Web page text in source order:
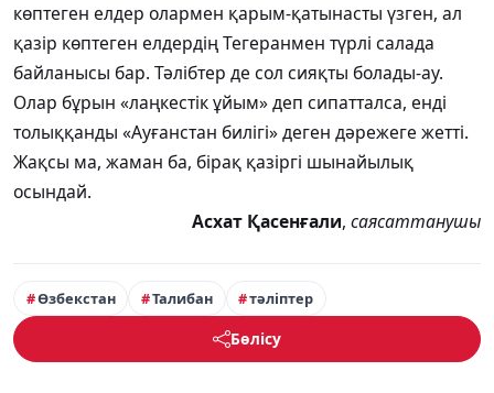
көптеген елдер олармен қарым-қатынасты үзген, ал
қазір көптеген елдердің Тегеранмен түрлі салада
байланысы бар. Тәлібтер де сол сияқты болады-ау.
Олар бұрын «лаңкестік ұйым» деп сипатталса, енді
толыққанды «Ауғанстан билігі» деген дәрежеге жетті.
Жақсы ма, жаман ба, бірақ қазіргі шынайылық
осындай.
Асхат Қасенғали, саясаттанушы
Өзбекстан Талибан тәліптер
Бөлісу